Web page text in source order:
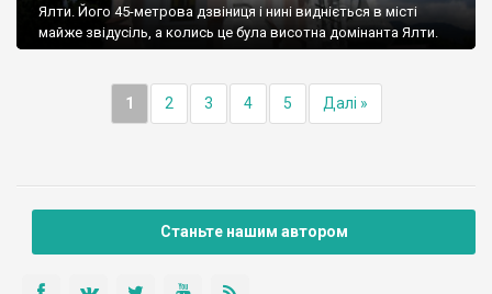
Ялти. Його 45-метрова дзвіниця і нині видніється в місті
майже звідусіль, а колись це була висотна домінанта Ялти.
1 2 3 4 5 Далі »
Станьте нашим автором